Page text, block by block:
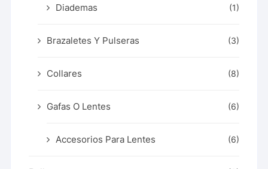
Diademas (1)
Brazaletes Y Pulseras (3)
Collares (8)
Gafas O Lentes (6)
Accesorios Para Lentes (6)